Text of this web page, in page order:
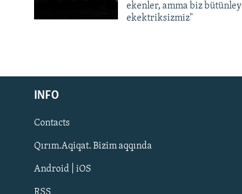
Русский
Українською
QOŞULIÑIZ!
ekenler, amma biz bütünley
ekektriksizmiz"
INFO
Contacts
Qırım.Aqiqat. Bizim aqqında
Android | iOS
RSS